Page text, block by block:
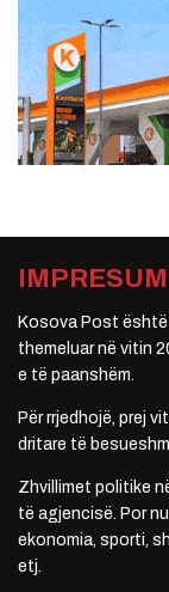
IMPRESUM
Kosova Post është
themeluar në vitin
e të paanshëm.
Për rrjedhojë, prej
dritare të
Zhvillimet politike
të agjencisë. Por
ekonomia, sporti,
etj.